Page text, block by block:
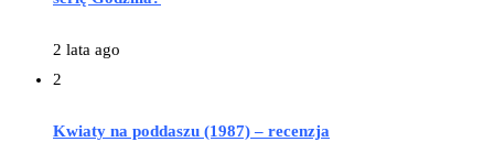
2 lata ago
2
Kwiaty na poddaszu (1987) – recenzja